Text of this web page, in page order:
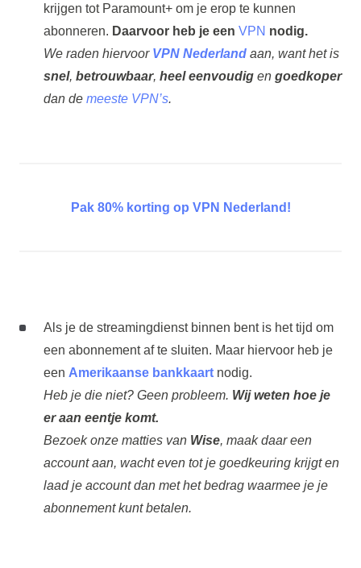
krijgen tot Paramount+ om je erop te kunnen
abonneren. Daarvoor heb je een VPN nodig.
We raden hiervoor VPN Nederlandaan, want het is
snel, betrouwbaar, heel eenvoudigen goedkoper
dan de meeste VPN’s.
Pak 80% korting op VPN Nederland!
Als je de streamingdienst binnen bent is het tijd om
een abonnement af te sluiten. Maar hiervoor heb je
een Amerikaanse bankkaartnodig.
Heb je die niet? Geen probleem. Wij weten hoe je
er aan eentje komt.
Bezoek onze matties van Wise, maak daar een
account aan, wacht even tot je goedkeuring krijgt en
laad je account dan met het bedrag waarmee je je
abonnement kunt betalen.